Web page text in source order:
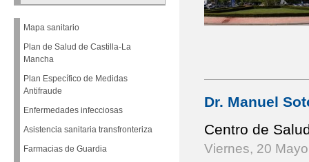
Mapa sanitario
Plan de Salud de Castilla-La
Mancha
Plan Específico de Medidas
Antifraude
Enfermedades infecciosas
Asistencia sanitaria transfronteriza
Farmacias de Guardia
Dr. Manuel
Centro de
Viernes, 20